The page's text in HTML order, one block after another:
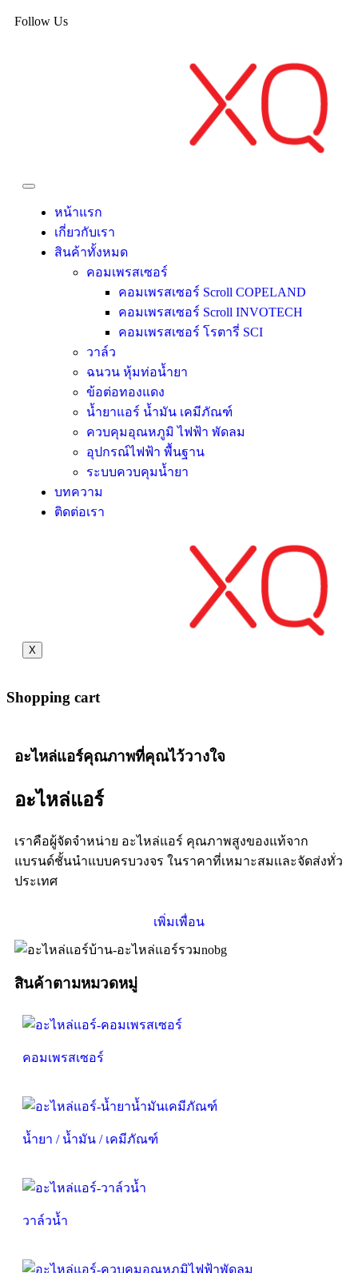
Follow Us
หน้าแรก
เกี่ยวกับเรา
สินค้าทั้งหมด
คอมเพรสเซอร์
คอมเพรสเซอร์ Scroll COPELAND
คอมเพรสเซอร์ Scroll INVOTECH
คอมเพรสเซอร์ โรตารี่ SCI
วาล์ว
ฉนวน หุ้มท่อน้ำยา
ข้อต่อทองแดง
น้ำยาแอร์ น้ำมัน เคมีภัณฑ์
ควบคุมอุณหภูมิ ไฟฟ้า พัดลม
อุปกรณ์ไฟฟ้า พื้นฐาน
ระบบควบคุมน้ำยา
บทความ
ติดต่อเรา
X
Shopping cart
อะไหล่แอร์คุณภาพที่คุณไว้วางใจ
อะไหล่แอร์
เราคือผู้จัดจำหน่าย อะไหล่แอร์ คุณภาพสูงของแท้จาก
แบรนด์ชั้นนำแบบครบวงจร ในราคาที่เหมาะสมเเละจัดส่งทั่ว
ประเทศ
เพิ่มเพื่อน
สินค้าตามหมวดหมู่
คอมเพรสเซอร์
น้ำยา / น้ำมัน / เคมีภัณฑ์
วาล์วน้ำ